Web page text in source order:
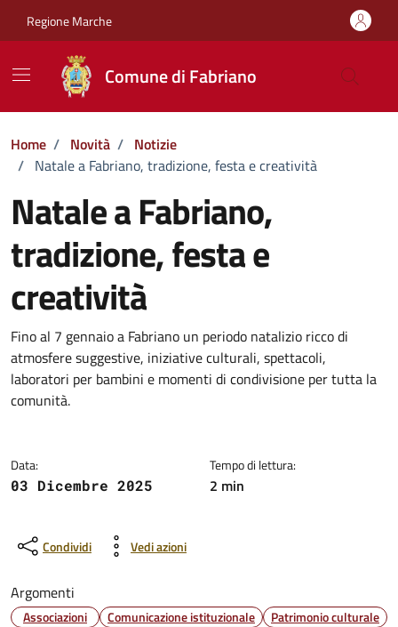
Regione Marche
Comune di Fabriano
Home / Novità / Notizie
/ Natale a Fabriano, tradizione, festa e creatività
Natale a Fabriano,
tradizione, festa e
creatività
Dettagli della notizia
Fino al 7 gennaio a Fabriano un periodo natalizio ricco di
atmosfere suggestive, iniziative culturali, spettacoli,
laboratori per bambini e momenti di condivisione per tutta la
comunità.
Data:
03 Dicembre 2025
Tempo di lettura:
2 min
Condividi Vedi azioni
Argomenti
Associazioni Comunicazione istituzionale
Patrimonio culturale